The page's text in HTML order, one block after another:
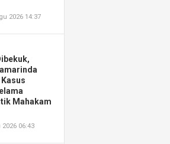
2026 14:37
Mahakam
06:43